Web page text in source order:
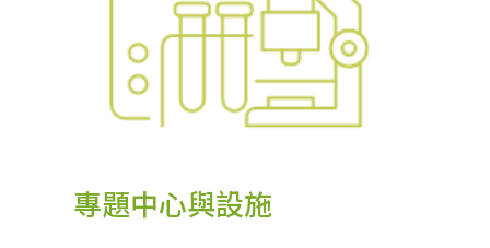
專題中心與設施